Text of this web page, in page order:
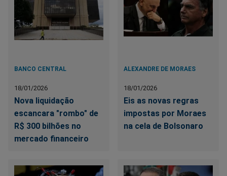
BANCO CENTRAL
18/01/2026
Nova liquidação
escancara "rombo" de
R$ 300 bilhões no
mercado financeiro
ALEXANDRE DE MORAES
18/01/2026
Eis as novas regras
impostas por Moraes
na cela de Bolsonaro